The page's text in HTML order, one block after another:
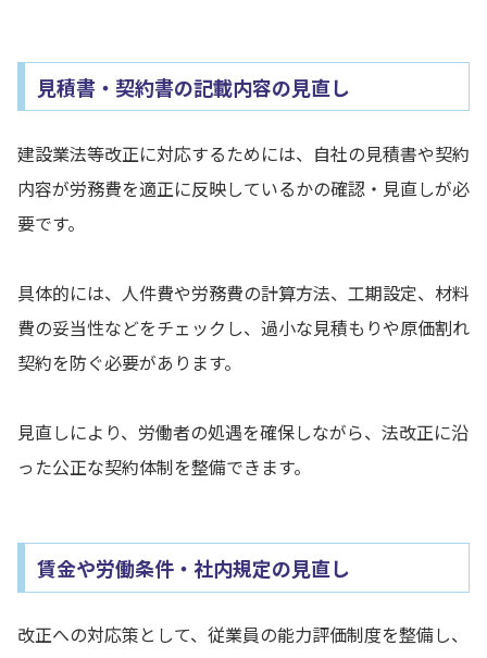
見積書・契約書の記載内容の見直し
建設業法等改正に対応するためには、自社の見積書や契約
内容が労務費を適正に反映しているかの確認・見直しが必
要です。
具体的には、人件費や労務費の計算方法、工期設定、材料
費の妥当性などをチェックし、過小な見積もりや原価割れ
契約を防ぐ必要があります。
見直しにより、労働者の処遇を確保しながら、法改正に沿
った公正な契約体制を整備できます。
賃金や労働条件・社内規定の見直し
改正への対応策として、従業員の能力評価制度を整備し、